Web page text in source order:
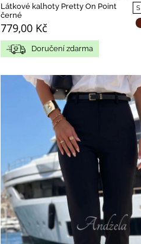
Látkové kalhoty Pretty On Point
černé
779,00 Kč
S
Doručení zdarma